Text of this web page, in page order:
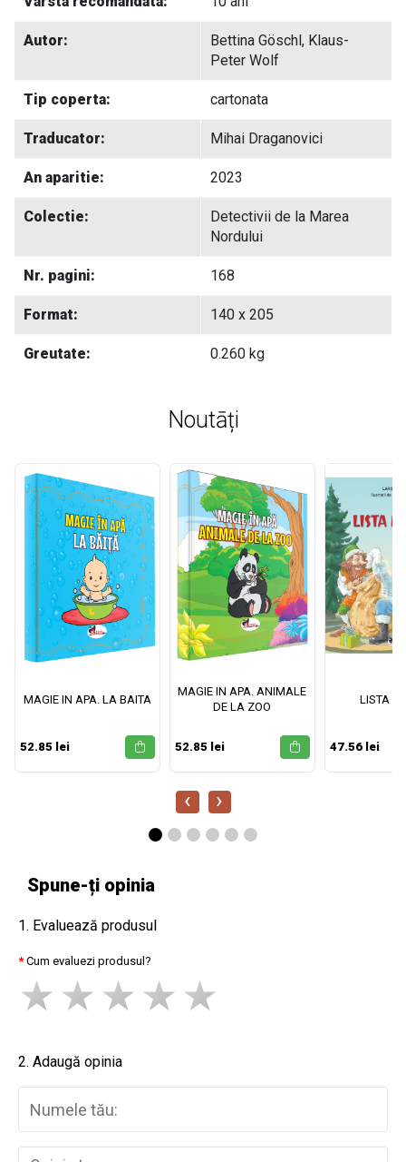
Autor:
Bettina Göschl, Klaus-
Peter Wolf
Tip coperta: cartonata
Traducator: Mihai Draganovici
An aparitie: 2023
Colectie:
Detectivii de la Marea
Nordului
Nr. pagini: 168
Format: 140 x 205
Greutate: 0.260 kg
Noutāți
MAGIE IN APA. LA BAITA
52.85 lei
MAGIE IN APA. ANIMALE
DE LA ZOO
52.85 lei
LISTA
47.56 lei
‹ ›
Spune-ți opinia
1. Evaluează produsul
Cum evaluezi produsul?
2. Adaugă opinia